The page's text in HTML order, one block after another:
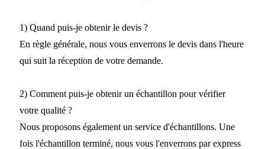
1) Quand puis-je obtenir le devis ?
En règle générale, nous vous enverrons le devis dans l'heure
qui suit la réception de votre demande.
2) Comment puis-je obtenir un échantillon pour vérifier
votre qualité ?
Nous proposons également un service d'échantillons. Une
fois l'échantillon terminé, nous vous l'enverrons par express